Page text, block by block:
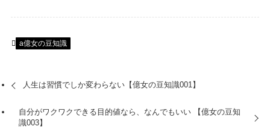
a億女の豆知識
人生は習慣でしか変わらない【億女の豆知識001】
自分がワクワクできる目的値なら、なんでもいい 【億女の豆知
識003】